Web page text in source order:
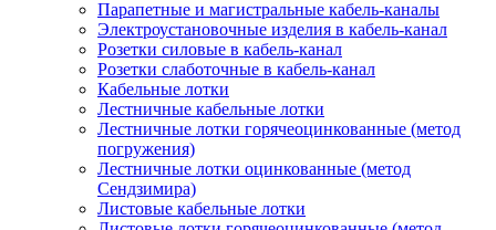
Парапетные и магистральные кабель-каналы
Электроустановочные изделия в кабель-канал
Розетки силовые в кабель-канал
Розетки слаботочные в кабель-канал
Кабельные лотки
Лестничные кабельные лотки
Лестничные лотки горячеоцинкованные (метод
погружения)
Лестничные лотки оцинкованные (метод
Сендзимира)
Листовые кабельные лотки